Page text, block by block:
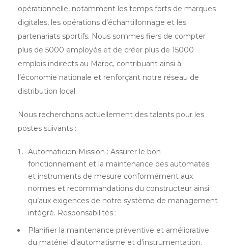
opérationnelle, notamment les temps forts de marques
digitales, les opérations d’échantillonnage et les
partenariats sportifs. Nous sommes fiers de compter
plus de 5000 employés et de créer plus de 15000
emplois indirects au Maroc, contribuant ainsi à
l’économie nationale et renforçant notre réseau de
distribution local.
Nous recherchons actuellement des talents pour les
postes suivants :
Automaticien Mission : Assurer le bon
fonctionnement et la maintenance des automates
et instruments de mesure conformément aux
normes et recommandations du constructeur ainsi
qu’aux exigences de notre système de management
intégré. Responsabilités :
Planifier la maintenance préventive et améliorative
du matériel d’automatisme et d’instrumentation.